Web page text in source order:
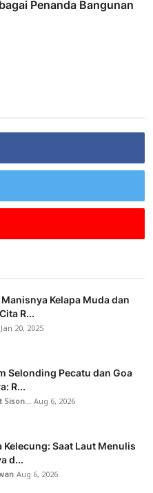
Penanda Bangunan
Kelapa Muda dan
R...
Jan 20, 2025
Selonding Pecatu dan Goa
R...
Sison...Aug 6, 2026
Kelecung: Saat Laut Menulis
d...
Aug 6, 2026